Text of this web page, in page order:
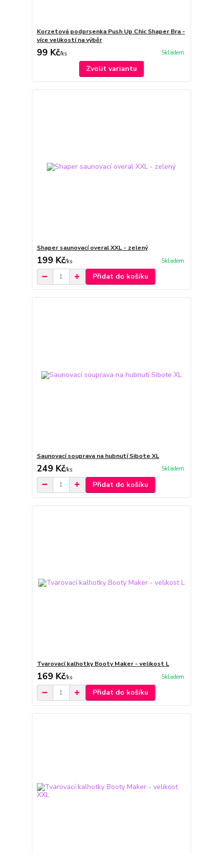
Korzetová podprsenka Push Up Chic Shaper Bra -
více velikostí na výběr
99 Kč/ks Skladem
Zvolit variantu
Shaper saunovací overal XXL - zelený
199 Kč/ks Skladem
Přidat do košíku
Saunovací souprava na hubnutí Sibote XL
249 Kč/ks Skladem
Přidat do košíku
Tvarovací kalhotky Booty Maker - velikost L
169 Kč/ks Skladem
Přidat do košíku